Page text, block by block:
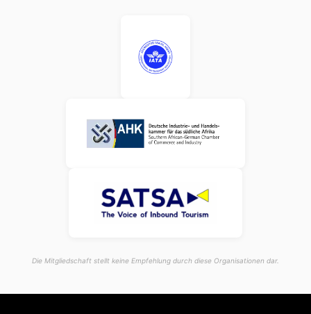
Die Mitgliedschaft stellt keine Empfehlung durch diese Organisationen dar.